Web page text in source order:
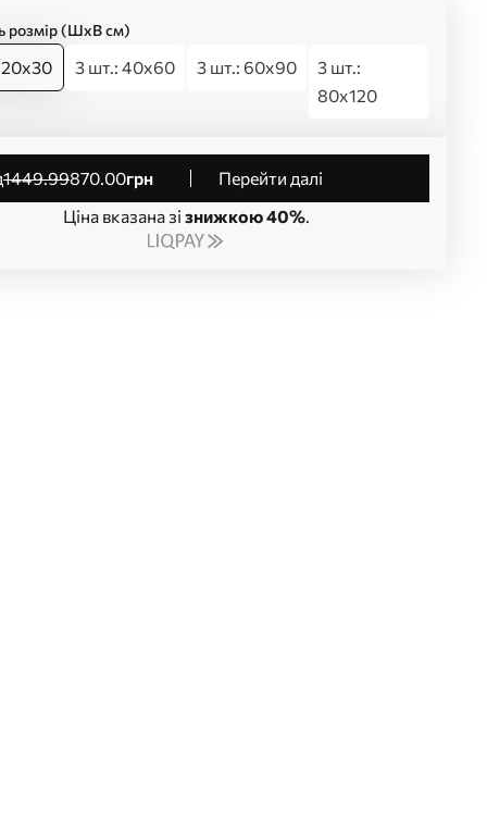
розмір (ШхВ см)
3 шт.: 40x60 3 шт.: 60x90
3 шт.:
80x120
1449.99870.00грн
Перейти далі
Ціна вказана зі знижкою 40%.